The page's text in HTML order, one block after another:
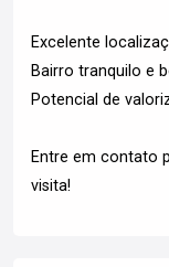
Excelente
Bairro tranquilo e
Potencial de
Entre em contato
visita!